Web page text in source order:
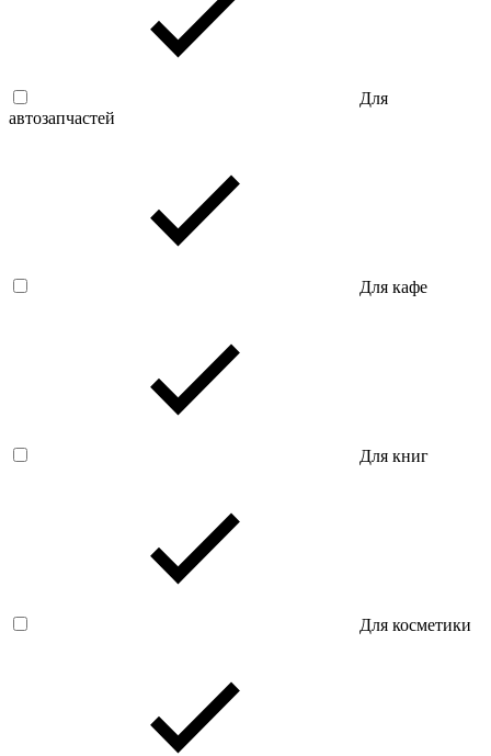
Для
автозапчастей
Для кафе
Для книг
Для косметики